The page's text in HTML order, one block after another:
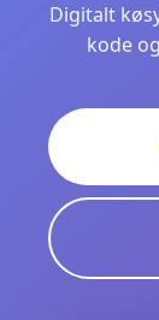
Digitalt
kode